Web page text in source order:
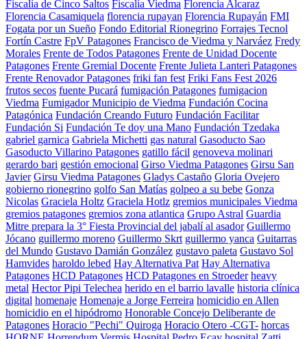
Fiscalía de Cinco Saltos Fiscalía Viedma Florencia Alcaraz
Florencia Casamiquela florencia rupayan Florencia Rupayán FMI
Fogata por un Sueño Fondo Editorial Rionegrino Forrajes Tecnol
Fortín Castre FpV Patagones Francisco de Viedma y Narváez Fredy
Morales Frente de Todos Patagones Frente de Unidad Docente
Patagones Frente Gremial Docente Frente Julieta Lanteri Patagones
Frente Renovador Patagones friki fan fest Friki Fans Fest 2026
frutos secos fuente Pucará fumigación Patagones fumigacion
Viedma Fumigador Municipio de Viedma Fundación Cocina
Patagónica Fundación Creando Futuro Fundación Facilitar
Fundación Si Fundación Te doy una Mano Fundación Tzedaka
gabriel garnica Gabriela Michetti gas natural Gasoducto Sao
Gasoducto Villarino Patagones gatillo fácil genoveva molinari
gerardo bari gestión emocional Girso Viedma Patagones Girsu San
Javier Girsu Viedma Patagones Gladys Castaño Gloria Ovejero
gobierno rionegrino golfo San Matías golpeo a su bebe Gonza
Nicolas Graciela Holtz Graciela Hotlz gremios municipales Viedma
gremios patagones gremios zona atlantica Grupo Astral Guardia
Mitre prepara la 3° Fiesta Provincial del jabalí al asador Guillermo
Jócano guillermo moreno Guillermo Skrt guillermo yanca Guitarras
del Mundo Gustavo Damián González gustavo paleta Gustavo Sol
Hamvides haroldo lebed Hay Alternativa Pat Hay Alternativa
Patagones HCD Patagones HCD Patagones en Stroeder heavy
metal Hector Pipi Telechea herido en el barrio lavalle historia clínica
digital homenaje Homenaje a Jorge Ferreira homicidio en Allen
homicidio en el hipódromo Honorable Concejo Deliberante de
Patagones Horacio "Pechi" Quiroga Horacio Otero -CGT- horcas